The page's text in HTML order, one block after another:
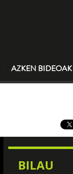
AZKEN BIDEOAK
BILAU